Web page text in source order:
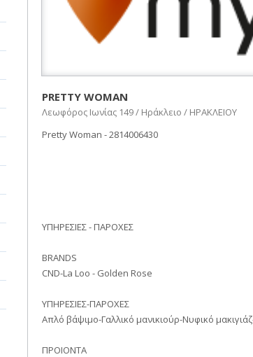
PRETTY WOMAN
Λεωφόρος Ιωνίας 149 / Ηράκλειο / ΗΡΑΚΛΕΙΟΥ
Pretty Woman - 2814006430
ΥΠΗΡΕΣΙΕΣ - ΠΑΡΟΧΕΣ
BRANDS
CND-La Loo - Golden Rose
ΥΠΗΡΕΣΙΕΣ-ΠΑΡΟΧΕΣ
Απλό βάψιμο-Γαλλικό μανικιούρ-Νυφικό
ΠΡΟΙΟΝΤΑ